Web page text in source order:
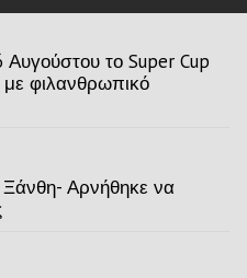
το Super Cup
φιλανθρωπικό
Αρνήθηκε να